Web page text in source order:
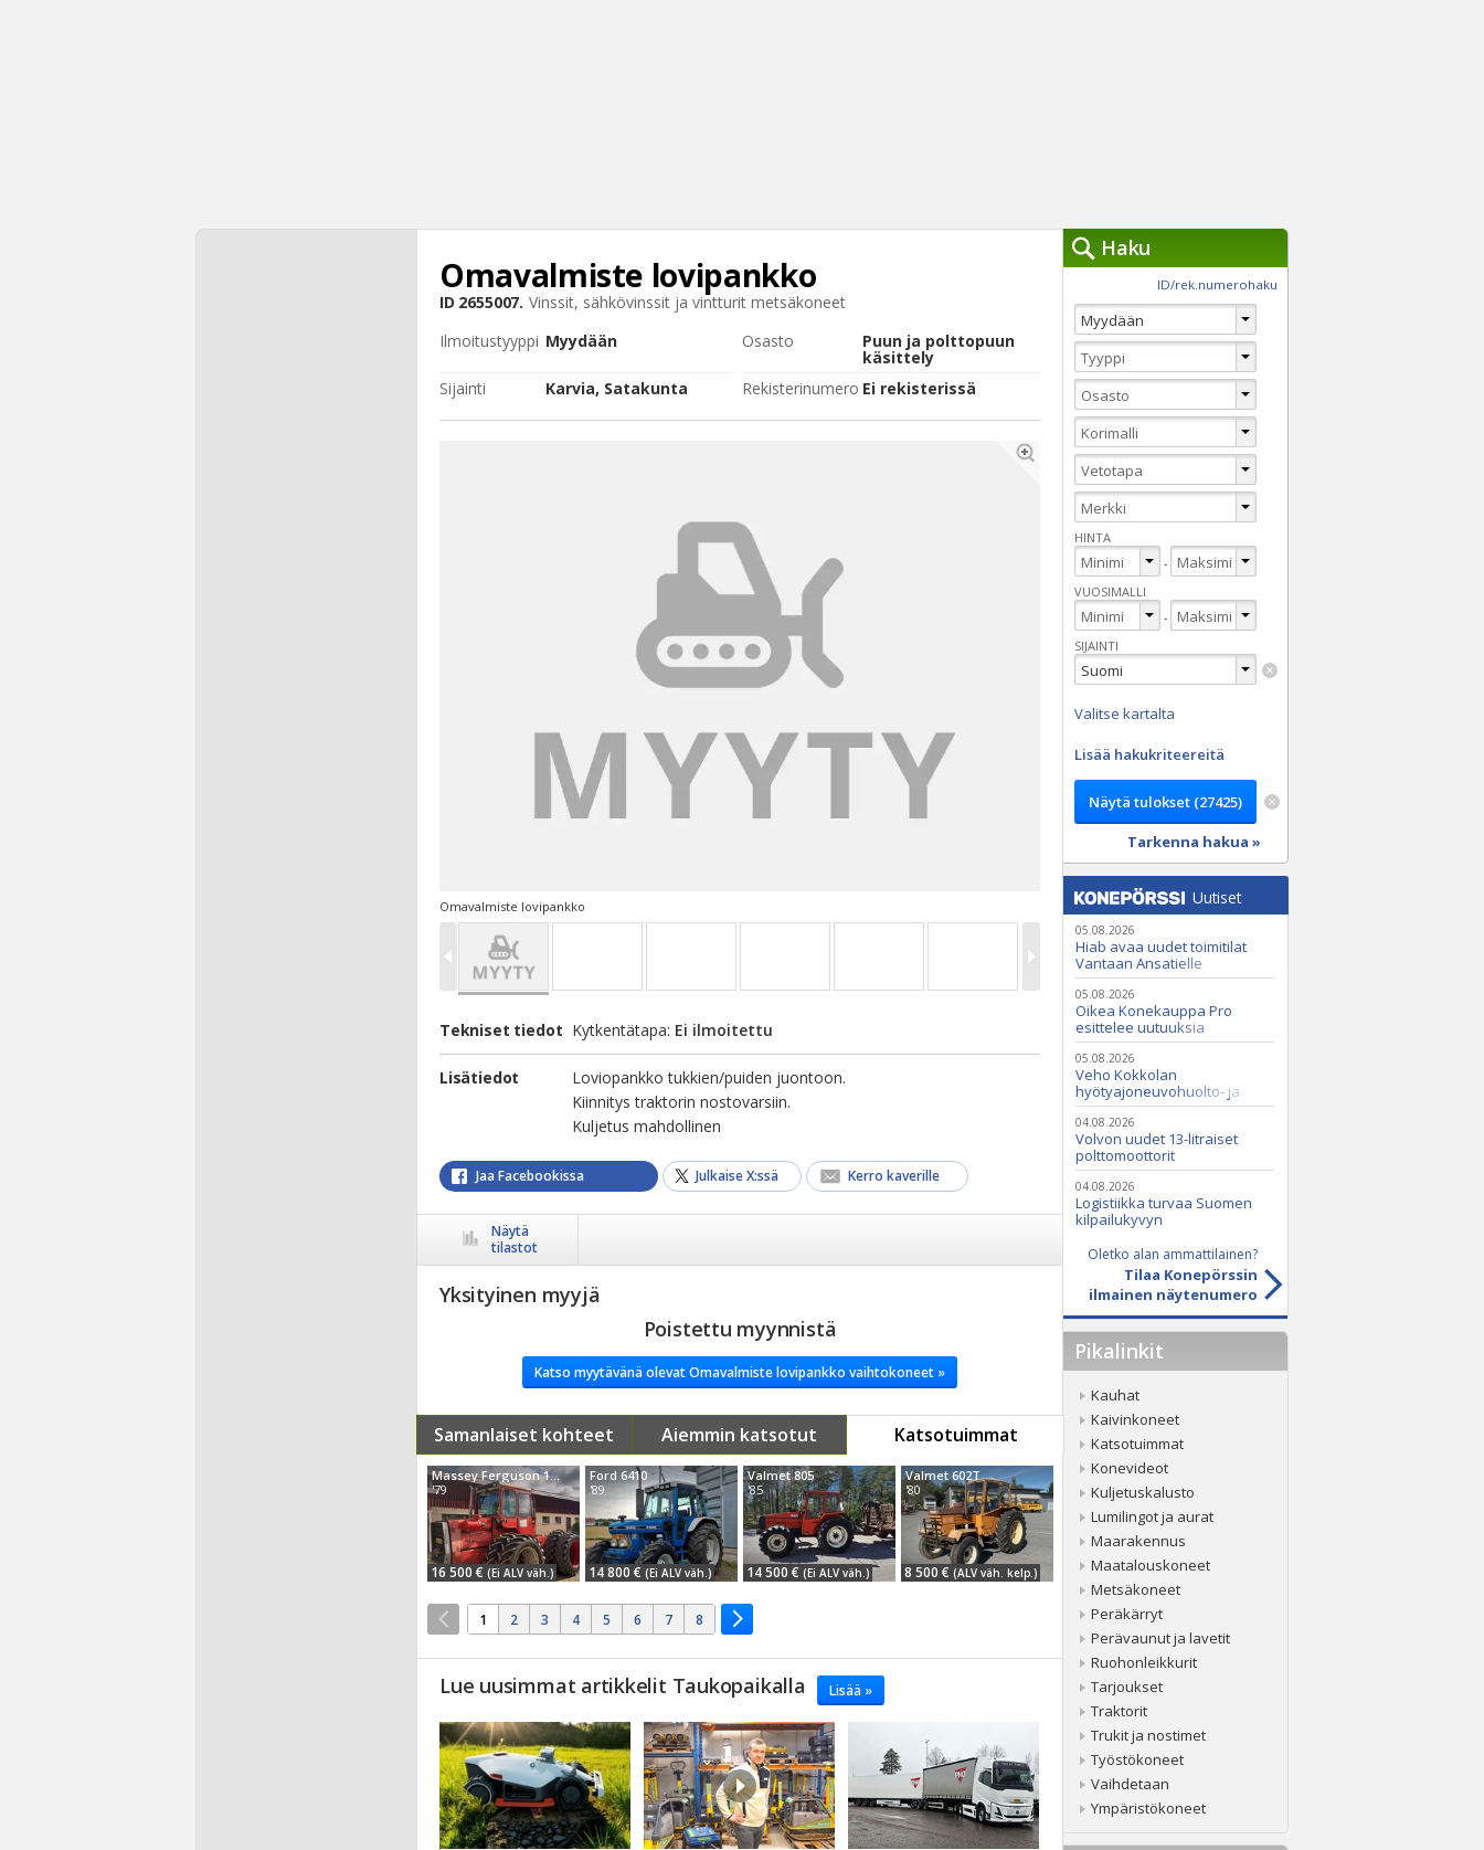
Omavalmiste lovipankko
ID 2655007. Vinssit, sähkövinssit ja vintturit metsäkoneet
Ilmoitustyyppi Myydään Osasto Puun ja polttopuun
käsittely
Sijainti
Karvia, Satakunta Rekisterinumero Ei rekisterissä
Omavalmiste lovipankko
Tekniset tiedot Kytkentätapa: Ei ilmoitettu
Lisätiedot
Loviopankko tukkien/puiden juontoon.
Kiinnitys traktorin nostovarsiin.
Kuljetus mahdollinen
Jaa Facebookissa Julkaise X:ssä Kerro kaverille
Näytä
tilastot
Yksityinen myyjä
Poistettu myynnistä
Katso myytävänä olevat Omavalmiste lovipankko vaihtokoneet »
Samanlaiset kohteet Aiemmin katsotut Katsotuimmat
Massey Ferguson 1200
'79
16 500 € (Ei ALV väh.)
Ford 6410
'89
14 800 € (Ei ALV väh.)
Valmet 805
'85
14 500 € (Ei ALV väh.)
Valmet 602T
'80
8 500 € (ALV väh. kelp.)
1 2 3 4 5 6 7 8
Lue uusimmat artikkelit Taukopaikalla Lisää »
Haku
ID/rek.numerohaku
HINTA
-
VUOSIMALLI
-
SIJAINTI
Valitse kartalta
Lisää hakukriteereitä
Tarkenna hakua »
Uutiset
05.08.2026
Hiab avaa uudet toimitilat
Vantaan Ansatielle
05.08.2026
Oikea Konekauppa Pro
esittelee uutuuksia
ammattikäyttöön
05.08.2026
Veho Kokkolan
hyötyajoneuvohuolto- ja
varaosatoiminnot Q2 Service
Oy:lle lokakuussa
04.08.2026
Volvon uudet 13-litraiset
polttomoottorit
04.08.2026
Logistiikka turvaa Suomen
kilpailukyvyn
Oletko alan ammattilainen?
Tilaa Konepörssin
ilmainen näytenumero
Pikalinkit
Kauhat
Kaivinkoneet
Katsotuimmat
Konevideot
Kuljetuskalusto
Lumilingot ja aurat
Maarakennus
Maatalouskoneet
Metsäkoneet
Peräkärryt
Perävaunut ja lavetit
Ruohonleikkurit
Tarjoukset
Traktorit
Trukit ja nostimet
Työstökoneet
Vaihdetaan
Ympäristökoneet